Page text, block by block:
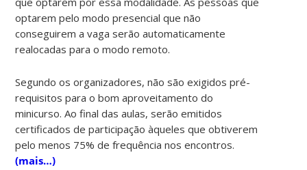
optarem pelo modo presencial que não
conseguirem a vaga serão automaticamente
realocadas para o modo remoto.
Segundo os organizadores, não são exigidos pré-
requisitos para o bom aproveitamento do
minicurso. Ao final das aulas, serão emitidos
certificados de participação àqueles que obtiverem
pelo menos 75% de frequência nos encontros.
(mais…)